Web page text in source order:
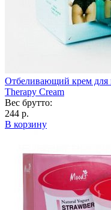
Отбеливающий крем для
Therapy Cream
Вес брутто:
244 р.
В корзину